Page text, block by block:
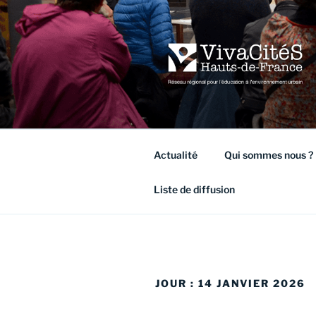
Aller
au
contenu
principal
Réseau régional pour
Actualité Qui sommes nous ?
Liste de diffusion
JOUR : 14 JANVIER 2026